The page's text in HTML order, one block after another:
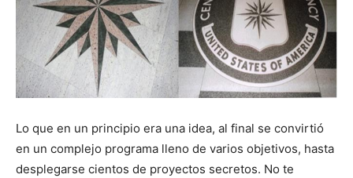
Lo que en un principio era una idea, al final se convirtió
en un complejo programa lleno de varios objetivos, hasta
desplegarse cientos de proyectos secretos. No te